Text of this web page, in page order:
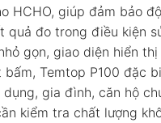
HCHO, giúp đảm bảo
quả đo trong điều kiện
gọn, giao diện hiển
Temtop P100 đặc
gia đình, căn hộ
kiểm tra chất lượng